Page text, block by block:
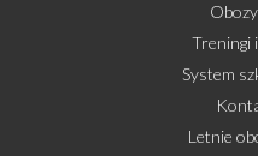
Treningi
System
Letnie